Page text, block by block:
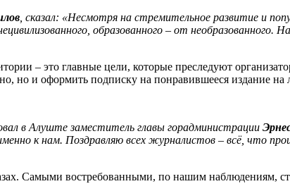
, сказал: «Несмотря на стремительное развитие и
образованного – от
– это главные цели, которые преследуют
но и оформить подписку на понравившееся издание на
в Алуште заместитель главы горадминистрации
к нам. Поздравляю всех журналистов – всё, что
Самыми востребованными, по нашим наблюдениям,